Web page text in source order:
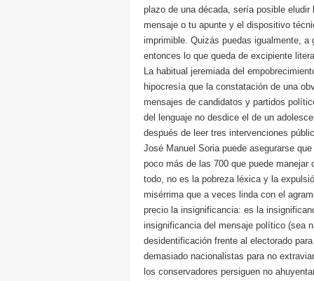
plazo de una década, sería posible
mensaje o tu apunte y el dispositivo
imprimible. Quizás puedas igualmente,
entonces lo que queda de excipiente
La habitual jeremiada del
hipocresía que la constatación de una
mensajes de candidatos y partidos
del lenguaje no desdice el de un
después de leer tres intervenciones
José Manuel Soria puede asegurarse
poco más de las 700 que puede
todo, no es la pobreza léxica y la
misérrima que a veces linda con el
precio la insignificancia: es la
insignificancia del mensaje político (sea
desidentificación frente al electorado
demasiado nacionalistas para no
los conservadores persiguen no